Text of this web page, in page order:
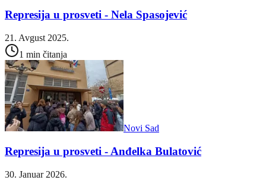
Represija u prosveti - Nela Spasojević
21. Avgust 2025.
1 min čitanja
Novi Sad
Represija u prosveti - Anđelka Bulatović
30. Januar 2026.